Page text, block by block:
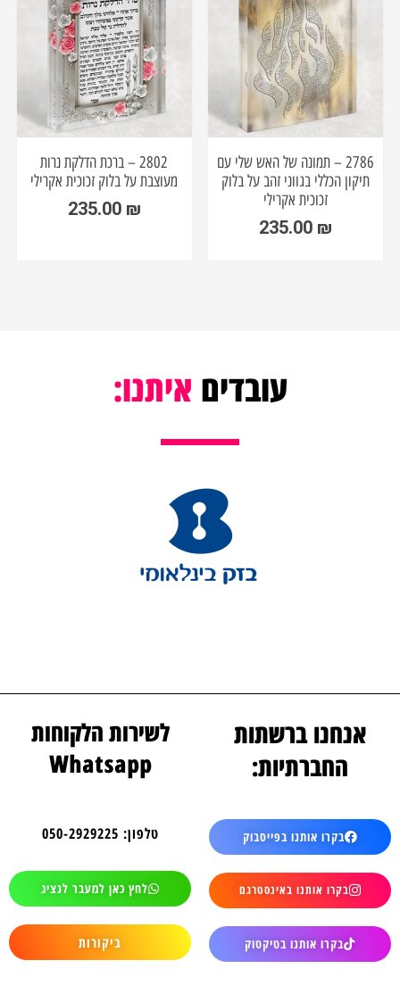
2802 – ברכת הדלקת נרות
מעוצבת על בלוק זכוכית אקרילי
235.00 ₪
2786 – תמונה של האש שלי עם
תיקון הכללי בגווני זהב על בלוק
זכוכית אקרילי
235.00 ₪
עובדים איתנו:
אנחנו ברשתות
החברתיות:
בקרו אותנו בפייסבוק
בקרו אותנו באינסטרגם
בקרו אותנו בטיקטוק
לשירות הלקוחות
Whatsapp
טלפון: 050-2929225
לחץ כאן למעבר לנציג
ביקורות